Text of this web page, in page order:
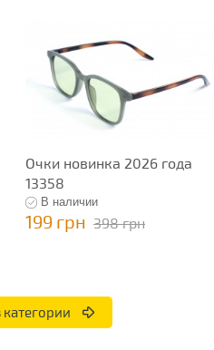
Очки новинка 2026 года
13358
В наличии
199 грн 398 грн
категории